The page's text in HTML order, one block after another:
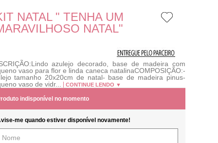
NATAL " TENHA UM
NATAL"
azulejo decorado, base de madeira com
vaso para flor e linda caneca natalinaCOMPOSIÇÃO:-
tamanho 20x20cm de natal- base de madeira pinus-
vaso de vidr...
CONTINUE LENDO ▼
indisponível no momento
me quando estiver disponível novamente!